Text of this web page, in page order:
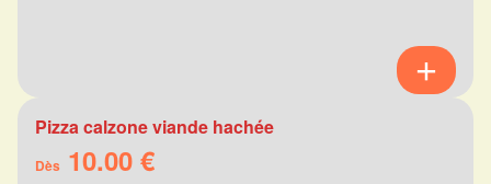
Pizza calzone viande hachée
Dès 10.00 €